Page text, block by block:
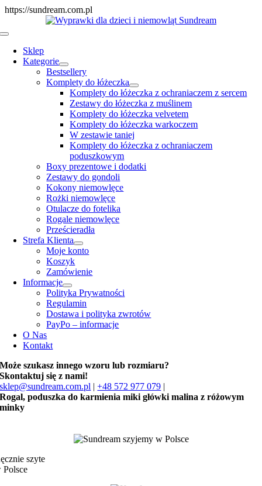
https://sundream.com.pl
to
Toggle
Navigation
Sklep
Kategorie
Bestsellery
Komplety do łóżeczka
Komplety do łóżeczka z ochraniaczem z sercem
Zestawy do łóżeczka z muślinem
Komplety do łóżeczka velvetem
Komplety do łóżeczka warkoczem
W zestawie taniej
Komplety do łóżeczka z ochraniaczem
poduszkowym
Boxy prezentowe i dodatki
Zestawy do gondoli
Kokony niemowlęce
Rożki niemowlęce
Otulacze do fotelika
Rogale niemowlęce
Prześcieradła
Strefa Klienta
Moje konto
Koszyk
Zamówienie
Informacje
Polityka Prywatności
Regulamin
Dostawa i polityka zwrotów
PayPo – informacje
O Nas
Kontakt
Może szukasz innego wzoru lub rozmiaru?
Skontaktuj się z nami!
sklep@sundream.com.pl |+48 572 977 079 |
Rogal, poduszka do karmienia miki główki malina z różowym
minky
szyte
Polsce